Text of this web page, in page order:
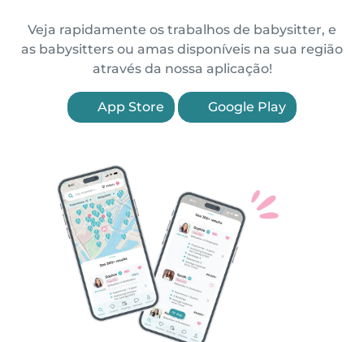
Veja rapidamente os trabalhos de babysitter, e
as babysitters ou amas disponíveis na sua região
através da nossa aplicação!
App Store Google Play